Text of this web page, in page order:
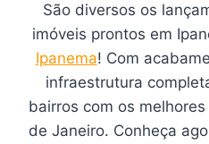
São diversos os
imóveis prontos em
Ipanema! Com
infraestrutura
bairros com os
de Janeiro. Conheça